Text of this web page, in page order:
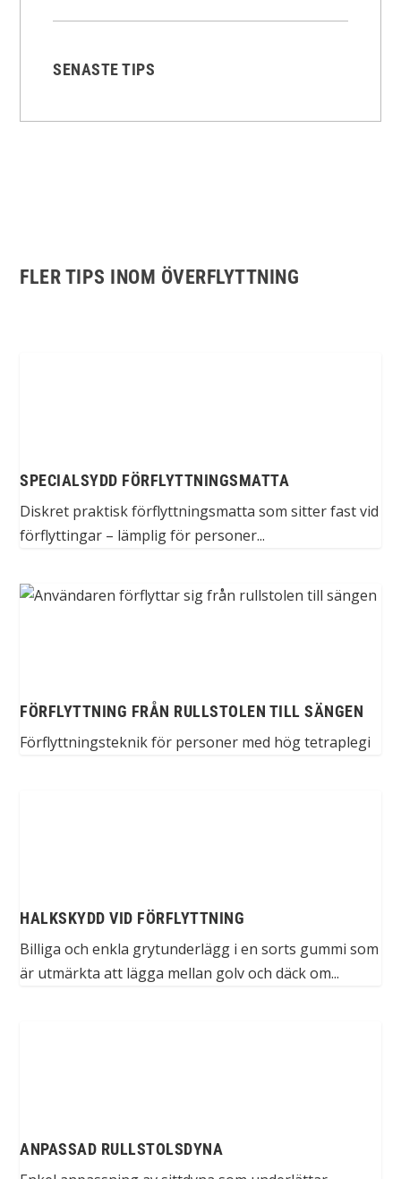
SENASTE TIPS
FLER TIPS INOM ÖVERFLYTTNING
SPECIALSYDD FÖRFLYTTNINGSMATTA
Diskret praktisk förflyttningsmatta som sitter fast vid
förflyttingar – lämplig för personer...
FÖRFLYTTNING FRÅN RULLSTOLEN TILL SÄNGEN
Förflyttningsteknik för personer med hög tetraplegi
HALKSKYDD VID FÖRFLYTTNING
Billiga och enkla grytunderlägg i en sorts gummi som
är utmärkta att lägga mellan golv och däck om...
ANPASSAD RULLSTOLSDYNA